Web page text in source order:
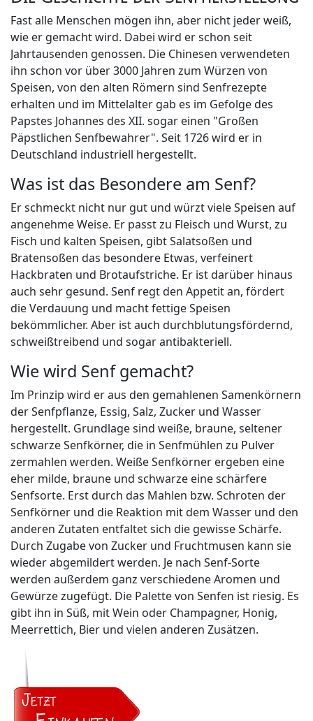
Fast alle Menschen mögen ihn, aber nicht jeder weiß,
wie er gemacht wird. Dabei wird er schon seit
Jahrtausenden genossen. Die Chinesen verwendeten
ihn schon vor über 3000 Jahren zum Würzen von
Speisen, von den alten Römern sind Senfrezepte
erhalten und im Mittelalter gab es im Gefolge des
Papstes Johannes des XII. sogar einen "Großen
Päpstlichen Senfbewahrer". Seit 1726 wird er in
Deutschland industriell hergestellt.
Was ist das Besondere am Senf?
Er schmeckt nicht nur gut und würzt viele Speisen auf
angenehme Weise. Er passt zu Fleisch und Wurst, zu
Fisch und kalten Speisen, gibt Salatsoßen und
Bratensoßen das besondere Etwas, verfeinert
Hackbraten und Brotaufstriche. Er ist darüber hinaus
auch sehr gesund. Senf regt den Appetit an, fördert
die Verdauung und macht fettige Speisen
bekömmlicher. Aber ist auch durchblutungsfördernd,
schweißtreibend und sogar antibakteriell.
Wie wird Senf gemacht?
Im Prinzip wird er aus den gemahlenen Samenkörnern
der Senfpflanze, Essig, Salz, Zucker und Wasser
hergestellt. Grundlage sind weiße, braune, seltener
schwarze Senfkörner, die in Senfmühlen zu Pulver
zermahlen werden. Weiße Senfkörner ergeben eine
eher milde, braune und schwarze eine schärfere
Senfsorte. Erst durch das Mahlen bzw. Schroten der
Senfkörner und die Reaktion mit dem Wasser und den
anderen Zutaten entfaltet sich die gewisse Schärfe.
Durch Zugabe von Zucker und Fruchtmusen kann sie
wieder abgemildert werden. Je nach Senf-Sorte
werden außerdem ganz verschiedene Aromen und
Gewürze zugefügt. Die Palette von Senfen ist riesig. Es
gibt ihn in Süß, mit Wein oder Champagner, Honig,
Meerrettich, Bier und vielen anderen Zusätzen.